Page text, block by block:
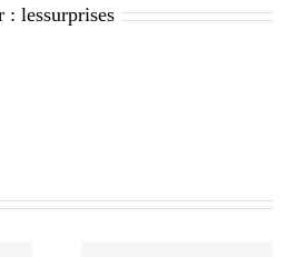
: lessurprises